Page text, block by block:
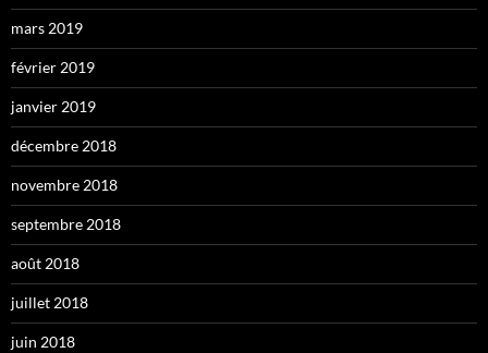
mars 2019
février 2019
janvier 2019
décembre 2018
novembre 2018
septembre 2018
août 2018
juillet 2018
juin 2018